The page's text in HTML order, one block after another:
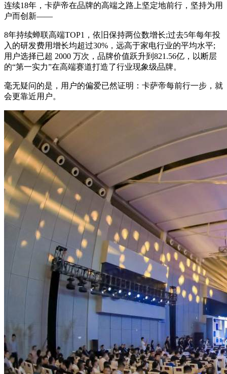
连续18年，卡萨帝在品牌的高端之路上坚定地前行，坚持为用
户而创新——
8年持续蝉联高端TOP1，依旧保持两位数增长;过去5年每年投
入的研发费用增长均超过30%，远高于家电行业的平均水平;
用户选择已超 2000 万次，品牌价值跃升到821.56亿，以断层
的“第一实力”在高端赛道打造了行业现象级品牌。
毫无疑问的是，用户的偏爱已然证明：卡萨帝每前行一步，就
会更靠近用户。